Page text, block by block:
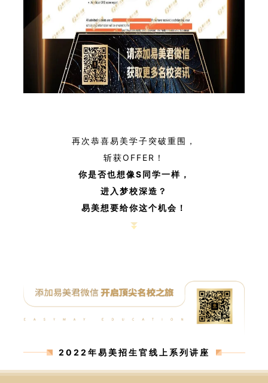
再次恭喜易美学子突破重围，
斩获OFFER！
你是否也想像S同学一样，
进入梦校深造？
易美想要给你这个机会！
2022年易美招生官线上系列讲座